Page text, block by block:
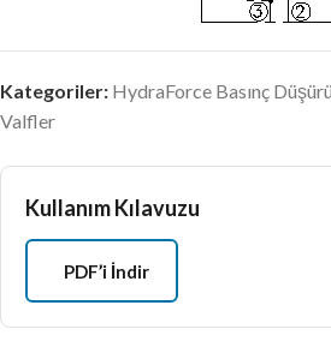
Kategoriler: HydraForce Basınç
Valfler
Kullanım Kılavuzu
PDF’i İndir